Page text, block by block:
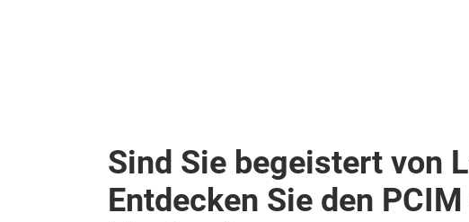
Sind Sie begeistert von
Entdecken Sie den